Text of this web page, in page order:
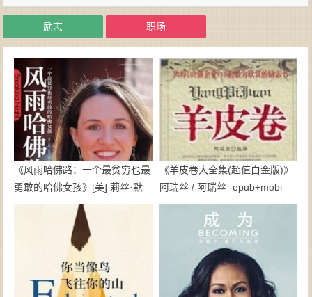
励志 职场
《风雨哈佛路：一个最贫穷也最
勇敢的哈佛女孩》[美] 莉丝·默
里-mobi
《羊皮卷大全集(超值白金版)》
阿瑞丝 / 阿瑞丝 -epub+mobi